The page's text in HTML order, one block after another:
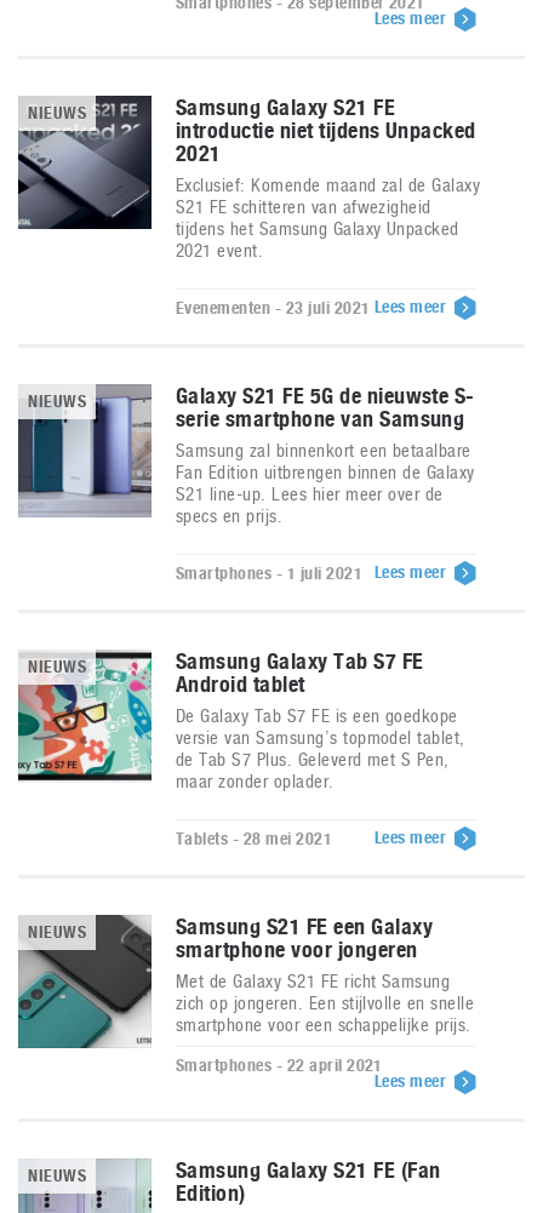
Lees meer
NIEUWS
Samsung Galaxy S21 FE
introductie niet tijdens Unpacked
2021
Exclusief: Komende maand zal de Galaxy
S21 FE schitteren van afwezigheid
tijdens het Samsung Galaxy Unpacked
2021 event.
Evenementen - 23 juli 2021 Lees meer
NIEUWS
Galaxy S21 FE 5G de nieuwste S-
serie smartphone van Samsung
Samsung zal binnenkort een betaalbare
Fan Edition uitbrengen binnen de Galaxy
S21 line-up. Lees hier meer over de
specs en prijs.
Smartphones - 1 juli 2021 Lees meer
NIEUWS
Samsung Galaxy Tab S7 FE
Android tablet
De Galaxy Tab S7 FE is een goedkope
versie van Samsung’s topmodel tablet,
de Tab S7 Plus. Geleverd met S Pen,
maar zonder oplader.
Tablets - 28 mei 2021 Lees meer
NIEUWS
Samsung S21 FE een Galaxy
smartphone voor jongeren
Met de Galaxy S21 FE richt Samsung
zich op jongeren. Een stijlvolle en snelle
smartphone voor een schappelijke prijs.
Smartphones - 22 april 2021
Lees meer
NIEUWS
Samsung Galaxy S21 FE (Fan
Edition)